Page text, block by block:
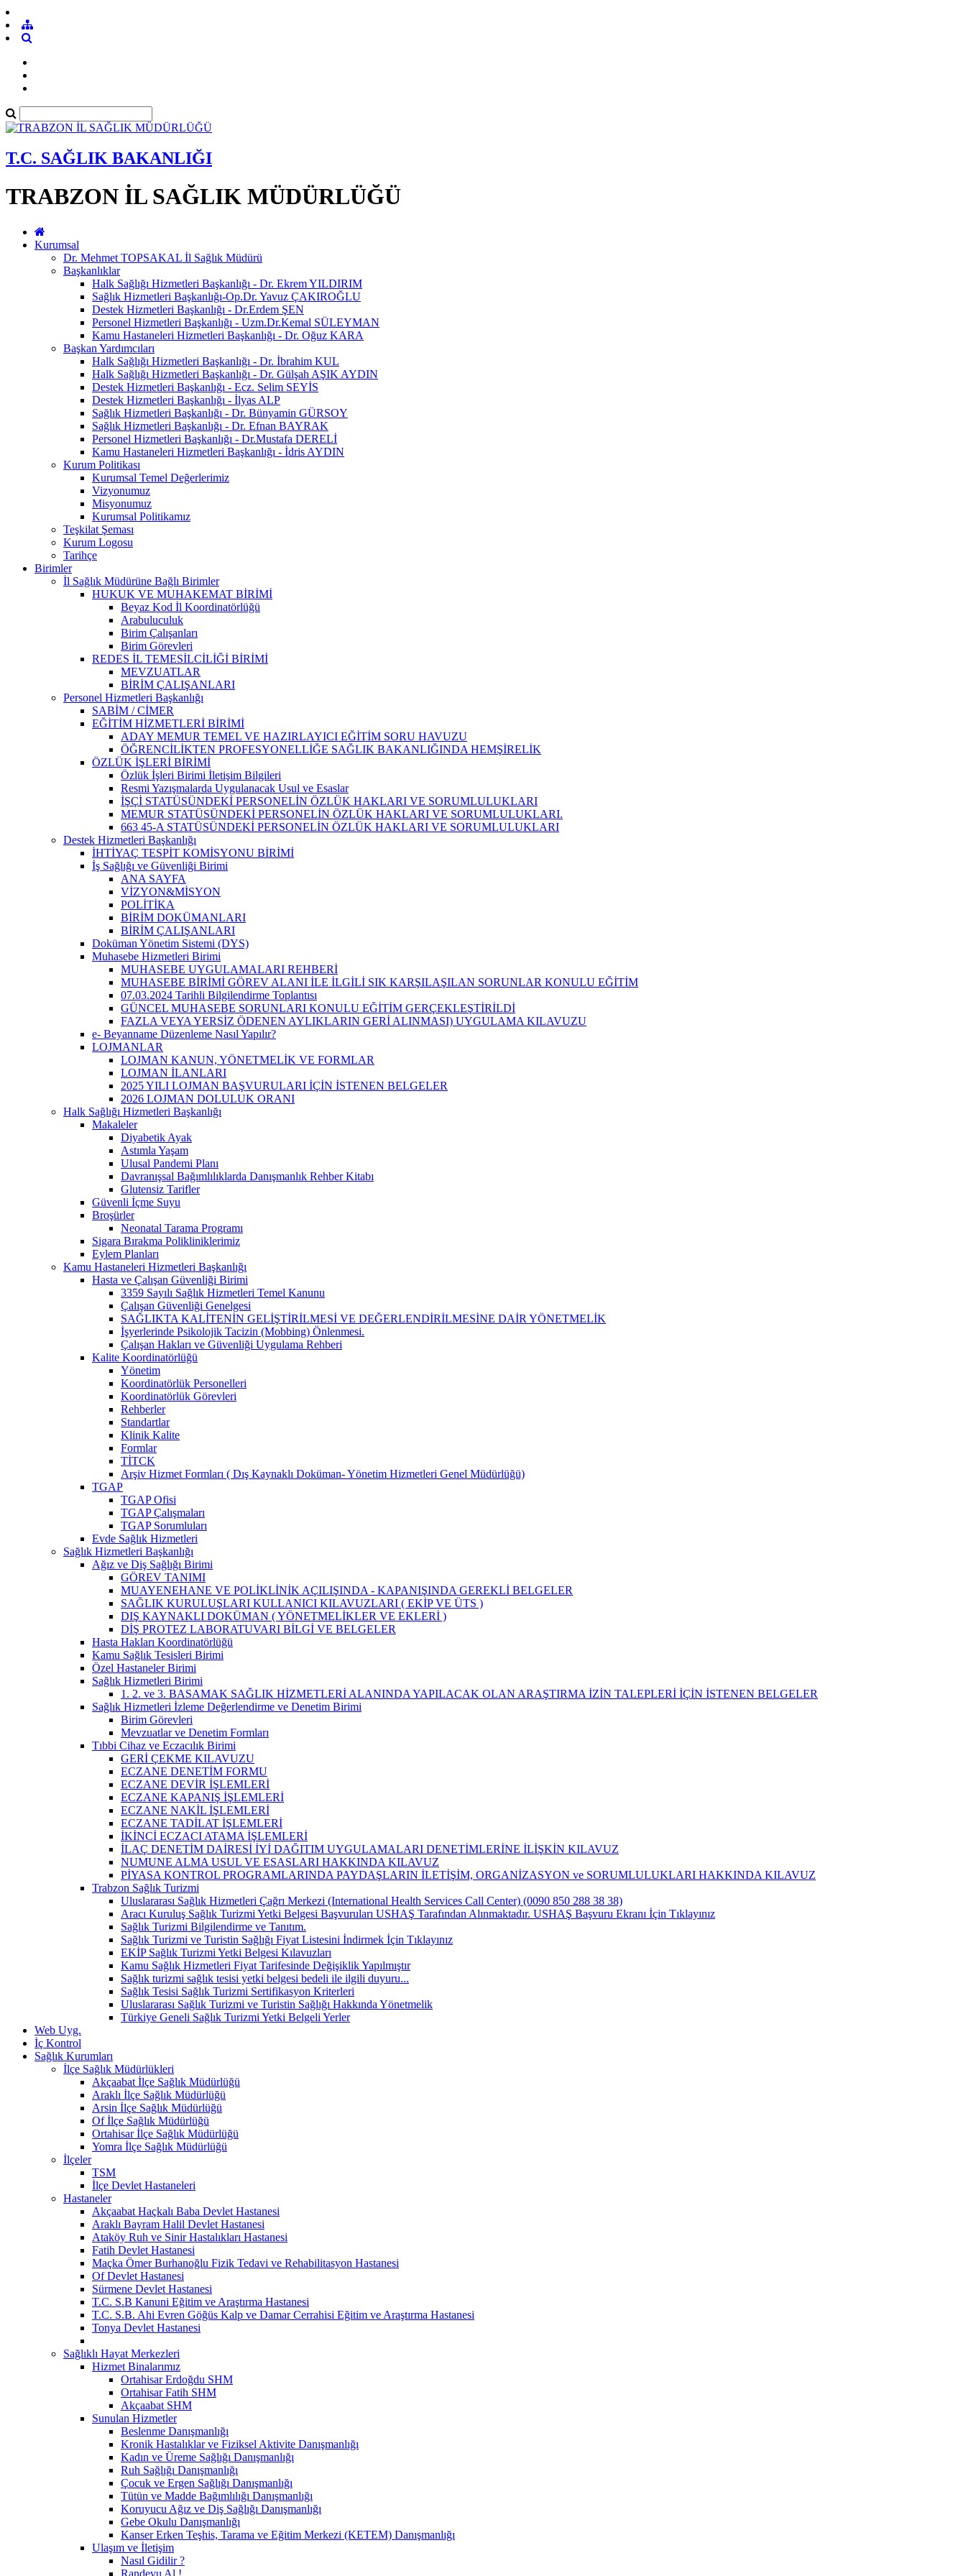
T.C. SAĞLIK BAKANLIĞI
TRABZON İL SAĞLIK MÜDÜRLÜĞÜ
Kurumsal
Dr. Mehmet TOPSAKAL İl Sağlık Müdürü
Başkanlıklar
Halk Sağlığı Hizmetleri Başkanlığı - Dr. Ekrem YILDIRIM
Sağlık Hizmetleri Başkanlığı-Op.Dr. Yavuz ÇAKIROĞLU
Destek Hizmetleri Başkanlığı - Dr.Erdem ŞEN
Personel Hizmetleri Başkanlığı - Uzm.Dr.Kemal SÜLEYMAN
Kamu Hastaneleri Hizmetleri Başkanlığı - Dr. Oğuz KARA
Başkan Yardımcıları
Halk Sağlığı Hizmetleri Başkanlığı - Dr. İbrahim KUL
Halk Sağlığı Hizmetleri Başkanlığı - Dr. Gülşah AŞIK AYDIN
Destek Hizmetleri Başkanlığı - Ecz. Selim SEYİS
Destek Hizmetleri Başkanlığı - İlyas ALP
Sağlık Hizmetleri Başkanlığı - Dr. Bünyamin GÜRSOY
Sağlık Hizmetleri Başkanlığı - Dr. Efnan BAYRAK
Personel Hizmetleri Başkanlığı - Dr.Mustafa DERELİ
Kamu Hastaneleri Hizmetleri Başkanlığı - İdris AYDIN
Kurum Politikası
Kurumsal Temel Değerlerimiz
Vizyonumuz
Misyonumuz
Kurumsal Politikamız
Teşkilat Şeması
Kurum Logosu
Tarihçe
Birimler
İl Sağlık Müdürüne Bağlı Birimler
HUKUK VE MUHAKEMAT BİRİMİ
Beyaz Kod İl Koordinatörlüğü
Arabuluculuk
Birim Çalışanları
Birim Görevleri
REDES İL TEMESİLCİLİĞİ BİRİMİ
MEVZUATLAR
BİRİM ÇALIŞANLARI
Personel Hizmetleri Başkanlığı
SABİM / CİMER
EĞİTİM HİZMETLERİ BİRİMİ
ADAY MEMUR TEMEL VE HAZIRLAYICI EĞİTİM SORU HAVUZU
ÖĞRENCİLİKTEN PROFESYONELLİĞE SAĞLIK BAKANLIĞINDA HEMŞİRELİK
ÖZLÜK İŞLERİ BİRİMİ
Özlük İşleri Birimi İletişim Bilgileri
Resmi Yazışmalarda Uygulanacak Usul ve Esaslar
İŞÇİ STATÜSÜNDEKİ PERSONELİN ÖZLÜK HAKLARI VE SORUMLULUKLARI
MEMUR STATÜSÜNDEKİ PERSONELİN ÖZLÜK HAKLARI VE SORUMLULUKLARI.
663 45-A STATÜSÜNDEKİ PERSONELİN ÖZLÜK HAKLARI VE SORUMLULUKLARI
Destek Hizmetleri Başkanlığı
İHTİYAÇ TESPİT KOMİSYONU BİRİMİ
İş Sağlığı ve Güvenliği Birimi
ANA SAYFA
VİZYON&MİSYON
POLİTİKA
BİRİM DOKÜMANLARI
BİRİM ÇALIŞANLARI
Doküman Yönetim Sistemi (DYS)
Muhasebe Hizmetleri Birimi
MUHASEBE UYGULAMALARI REHBERİ
MUHASEBE BİRİMİ GÖREV ALANI İLE İLGİLİ SIK KARŞILAŞILAN SORUNLAR KONULU EĞİTİM
07.03.2024 Tarihli Bilgilendirme Toplantısı
GÜNCEL MUHASEBE SORUNLARI KONULU EĞİTİM GERÇEKLEŞTİRİLDİ
FAZLA VEYA YERSİZ ÖDENEN AYLIKLARIN GERİ ALINMASI) UYGULAMA KILAVUZU
e- Beyanname Düzenleme Nasıl Yapılır?
LOJMANLAR
LOJMAN KANUN, YÖNETMELİK VE FORMLAR
LOJMAN İLANLARI
2025 YILI LOJMAN BAŞVURULARI İÇİN İSTENEN BELGELER
2026 LOJMAN DOLULUK ORANI
Halk Sağlığı Hizmetleri Başkanlığı
Makaleler
Diyabetik Ayak
Astımla Yaşam
Ulusal Pandemi Planı
Davranışsal Bağımlılıklarda Danışmanlık Rehber Kitabı
Glutensiz Tarifler
Güvenli İçme Suyu
Broşürler
Neonatal Tarama Programı
Sigara Bırakma Polikliniklerimiz
Eylem Planları
Kamu Hastaneleri Hizmetleri Başkanlığı
Hasta ve Çalışan Güvenliği Birimi
3359 Sayılı Sağlık Hizmetleri Temel Kanunu
Çalışan Güvenliği Genelgesi
SAĞLIKTA KALİTENİN GELİŞTİRİLMESİ VE DEĞERLENDİRİLMESİNE DAİR YÖNETMELİK
İşyerlerinde Psikolojik Tacizin (Mobbing) Önlenmesi.
Çalışan Hakları ve Güvenliği Uygulama Rehberi
Kalite Koordinatörlüğü
Yönetim
Koordinatörlük Personelleri
Koordinatörlük Görevleri
Rehberler
Standartlar
Klinik Kalite
Formlar
TİTCK
Arşiv Hizmet Formları ( Dış Kaynaklı Doküman- Yönetim Hizmetleri Genel Müdürlüğü)
TGAP
TGAP Ofisi
TGAP Çalışmaları
TGAP Sorumluları
Evde Sağlık Hizmetleri
Sağlık Hizmetleri Başkanlığı
Ağız ve Diş Sağlığı Birimi
GÖREV TANIMI
MUAYENEHANE VE POLİKLİNİK AÇILIŞINDA - KAPANIŞINDA GEREKLİ BELGELER
SAĞLIK KURULUŞLARI KULLANICI KILAVUZLARI ( EKİP VE ÜTS )
DIŞ KAYNAKLI DOKÜMAN ( YÖNETMELİKLER VE EKLERİ )
DİŞ PROTEZ LABORATUVARI BİLGİ VE BELGELER
Hasta Hakları Koordinatörlüğü
Kamu Sağlık Tesisleri Birimi
Özel Hastaneler Birimi
Sağlık Hizmetleri Birimi
1. 2. ve 3. BASAMAK SAĞLIK HİZMETLERİ ALANINDA YAPILACAK OLAN ARAŞTIRMA İZİN TALEPLERİ İÇİN İSTENEN BELGELER
Sağlık Hizmetleri İzleme Değerlendirme ve Denetim Birimi
Birim Görevleri
Mevzuatlar ve Denetim Formları
Tıbbi Cihaz ve Eczacılık Birimi
GERİ ÇEKME KILAVUZU
ECZANE DENETİM FORMU
ECZANE DEVİR İŞLEMLERİ
ECZANE KAPANIŞ İŞLEMLERİ
ECZANE NAKİL İŞLEMLERİ
ECZANE TADİLAT İŞLEMLERİ
İKİNCİ ECZACI ATAMA İŞLEMLERİ
İLAÇ DENETİM DAİRESİ İYİ DAĞITIM UYGULAMALARI DENETİMLERİNE İLİŞKİN KILAVUZ
NUMUNE ALMA USUL VE ESASLARI HAKKINDA KILAVUZ
PİYASA KONTROL PROGRAMLARINDA PAYDAŞLARIN İLETİŞİM, ORGANİZASYON ve SORUMLULUKLARI HAKKINDA KILAVUZ
Trabzon Sağlık Turizmi
Uluslararası Sağlık Hizmetleri Çağrı Merkezi (International Health Services Call Center) (0090 850 288 38 38)
Aracı Kuruluş Sağlık Turizmi Yetki Belgesi Başvuruları USHAŞ Tarafından Alınmaktadır. USHAŞ Başvuru Ekranı İçin Tıklayınız
Sağlık Turizmi Bilgilendirme ve Tanıtım.
Sağlık Turizmi ve Turistin Sağlığı Fiyat Listesini İndirmek İçin Tıklayınız
EKİP Sağlık Turizmi Yetki Belgesi Kılavuzları
Kamu Sağlık Hizmetleri Fiyat Tarifesinde Değişiklik Yapılmıştır
Sağlık turizmi sağlık tesisi yetki belgesi bedeli ile ilgili duyuru...
Sağlık Tesisi Sağlık Turizmi Sertifikasyon Kriterleri
Uluslararası Sağlık Turizmi ve Turistin Sağlığı Hakkında Yönetmelik
Türkiye Geneli Sağlık Turizmi Yetki Belgeli Yerler
Web Uyg.
İç Kontrol
Sağlık Kurumları
İlçe Sağlık Müdürlükleri
Akçaabat İlçe Sağlık Müdürlüğü
Araklı İlçe Sağlık Müdürlüğü
Arsin İlçe Sağlık Müdürlüğü
Of İlçe Sağlık Müdürlüğü
Ortahisar İlçe Sağlık Müdürlüğü
Yomra İlçe Sağlık Müdürlüğü
İlçeler
TSM
İlçe Devlet Hastaneleri
Hastaneler
Akçaabat Haçkalı Baba Devlet Hastanesi
Araklı Bayram Halil Devlet Hastanesi
Ataköy Ruh ve Sinir Hastalıkları Hastanesi
Fatih Devlet Hastanesi
Maçka Ömer Burhanoğlu Fizik Tedavi ve Rehabilitasyon Hastanesi
Of Devlet Hastanesi
Sürmene Devlet Hastanesi
T.C. S.B Kanuni Eğitim ve Araştırma Hastanesi
T.C. S.B. Ahi Evren Göğüs Kalp ve Damar Cerrahisi Eğitim ve Araştırma Hastanesi
Tonya Devlet Hastanesi
Sağlıklı Hayat Merkezleri
Hizmet Binalarımız
Ortahisar Erdoğdu SHM
Ortahisar Fatih SHM
Akçaabat SHM
Sunulan Hizmetler
Beslenme Danışmanlığı
Kronik Hastalıklar ve Fiziksel Aktivite Danışmanlığı
Kadın ve Üreme Sağlığı Danışmanlığı
Ruh Sağlığı Danışmanlığı
Çocuk ve Ergen Sağlığı Danışmanlığı
Tütün ve Madde Bağımlılığı Danışmanlığı
Koruyucu Ağız ve Diş Sağlığı Danışmanlığı
Gebe Okulu Danışmanlığı
Kanser Erken Teşhis, Tarama ve Eğitim Merkezi (KETEM) Danışmanlığı
Ulaşım ve İletişim
Nasıl Gidilir ?
Randevu Al !